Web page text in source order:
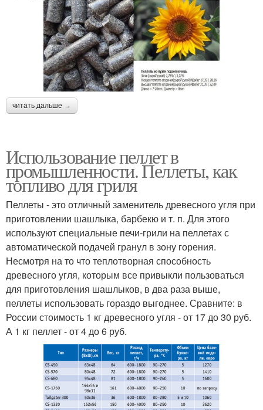
читать дальше →
Использование пеллет в
промышленности. Пеллеты, как
топливо для гриля
Пеллеты - это отличный заменитель древесного угля при
приготовлении шашлыка, барбекю и т. п. Для этого
используют специальные печи-грили на пеллетах с
автоматической подачей гранул в зону горения.
Несмотря на то что теплотворная способность
древесного угля, которым все привыкли пользоваться
для приготовления шашлыков, в два раза выше,
пеллеты использовать гораздо выгоднее. Сравните: в
России стоимость 1 кг древесного угля - от 17 до 30 руб.
А 1 кг пеллет - от 4 до 6 руб.